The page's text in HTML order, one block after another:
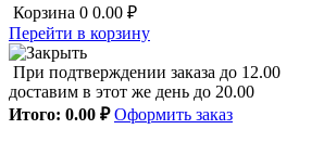
Корзина 0 0.00 ₽
Перейти в корзину
При подтверждении заказа до 12.00
доставим в этот же день до 20.00
Итого: 0.00 ₽ Оформить заказ